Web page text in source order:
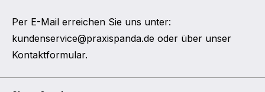
Per E-Mail erreichen Sie uns unter:
kundenservice@praxispanda.de oder über unser
Kontaktformular.